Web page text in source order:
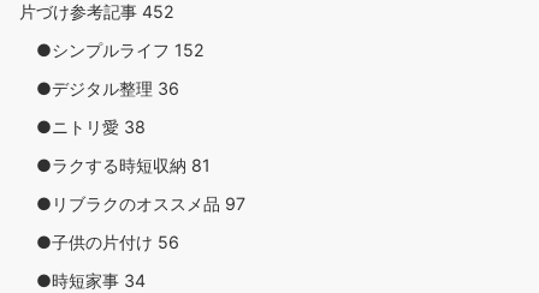
片づけ参考記事 452
●シンプルライフ 152
●デジタル整理 36
●ニトリ愛 38
●ラクする時短収納 81
●リブラクのオススメ品 97
●子供の片付け 56
●時短家事 34